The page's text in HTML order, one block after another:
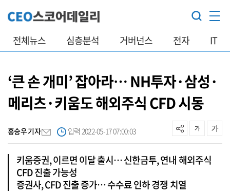
전체뉴스 심층분석 거버넌스 전자 IT
‘큰 손 개미’ 잡아라… NH투자·삼성·
메리츠·키움도 해외주식 CFD 시동
홍승우 기자 입력 2022-05-17 07:00:03
키움증권, 이르면 이달 출시… 신한금투, 연내 해외주식
CFD 진출 가능성
증권사, CFD 진출 증가… 수수료 인하 경쟁 치열